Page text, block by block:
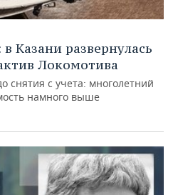
Казани развернулась
Локомотива
снятия с учета: многолетний
намного выше